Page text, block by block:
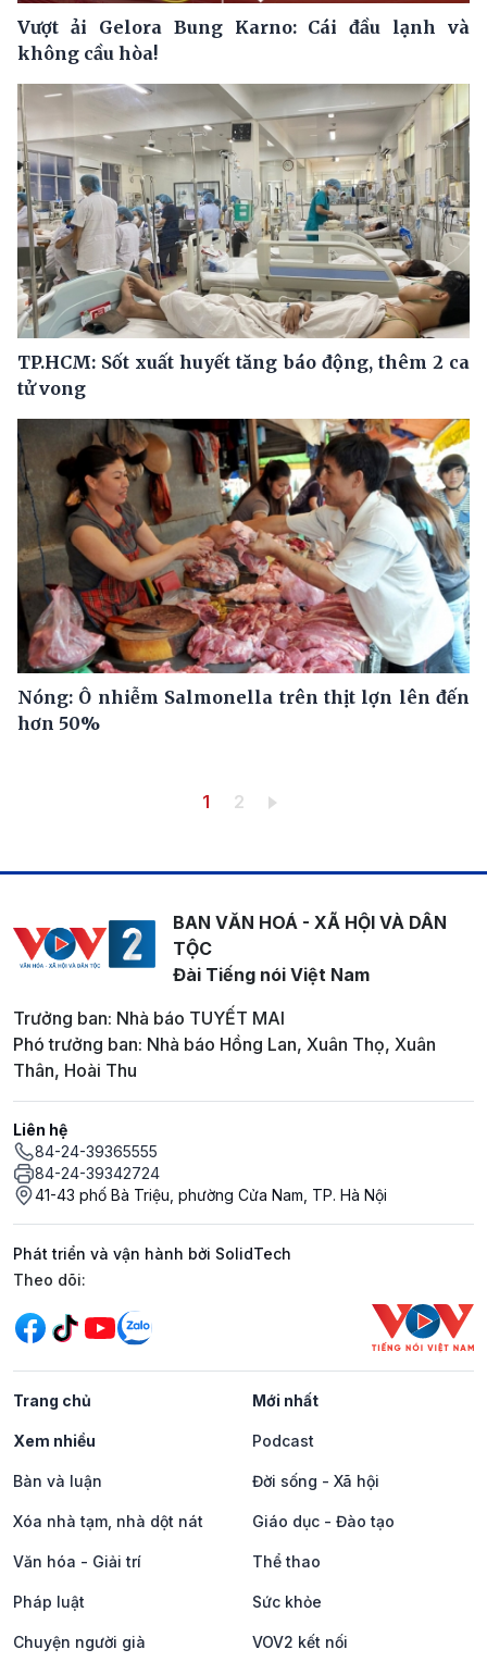
Vượt ải Gelora Bung Karno: Cái đầu lạnh và
không cầu hòa!
TP.HCM: Sốt xuất huyết tăng báo động, thêm 2 ca
tử vong
Nóng: Ô nhiễm Salmonella trên thịt lợn lên đến
hơn 50%
Trang hiện thời
1 Trang
2
BAN VĂN HOÁ - XÃ HỘI VÀ DÂN
TỘC
Đài Tiếng nói Việt Nam
Trưởng ban: Nhà báo TUYẾT MAI
Phó trưởng ban: Nhà báo Hồng Lan, Xuân Thọ, Xuân
Thân, Hoài Thu
Liên hệ
84-24-39365555
84-24-39342724
41-43 phố Bà Triệu, phường Cửa Nam, TP. Hà Nội
Phát triển và vận hành bởi SolidTech
Mạng xã hội
Theo dõi:
Trang chủ Mới nhất
Xem nhiều Podcast
Bàn và luận Đời sống - Xã hội
Xóa nhà tạm, nhà dột nát Giáo dục - Đào tạo
Văn hóa - Giải trí Thể thao
Pháp luật Sức khỏe
Chuyện người già VOV2 kết nối